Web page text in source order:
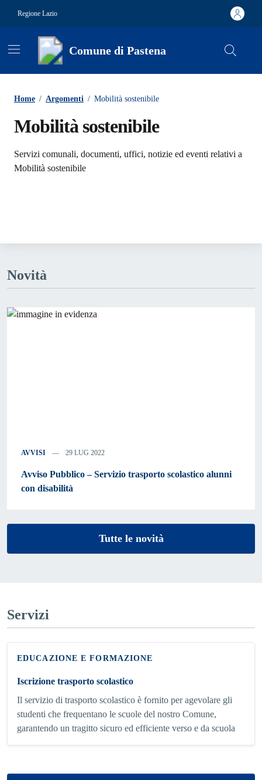
Regione Lazio
Comune di Pastena
Home / Argomenti / Mobilità sostenibile
Mobilità sostenibile
Dettagli dell'argomento
Servizi comunali, documenti, uffici, notizie ed eventi relativi a
Mobilità sostenibile
Novità
AVVISI 29 LUG 2022
Avviso Pubblico – Servizio trasporto scolastico alunni
con disabilità
Tutte le novità
Servizi
EDUCAZIONE E FORMAZIONE
Iscrizione trasporto scolastico
Il servizio di trasporto scolastico è fornito per agevolare gli
studenti che frequentano le scuole del nostro Comune,
garantendo un tragitto sicuro ed efficiente verso e da scuola